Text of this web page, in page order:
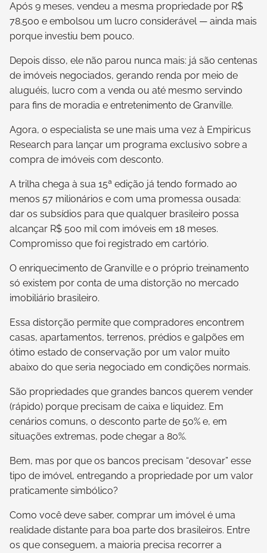
Após 9 meses, vendeu a mesma propriedade por R$
78.500 e embolsou um lucro considerável — ainda mais
porque investiu bem pouco.
Depois disso, ele não parou nunca mais: já são centenas
de imóveis negociados, gerando renda por meio de
aluguéis, lucro com a venda ou até mesmo servindo
para fins de moradia e entretenimento de Granville.
Agora, o especialista se une mais uma vez à Empiricus
Research para lançar um programa exclusivo sobre a
compra de imóveis com desconto.
A trilha chega à sua 15ª edição já tendo formado ao
menos 57 milionários e com uma promessa ousada:
dar os subsídios para que qualquer brasileiro possa
alcançar R$ 500 mil com imóveis em 18 meses.
Compromisso que foi registrado em cartório.
O enriquecimento de Granville e o próprio treinamento
só existem por conta de uma distorção no mercado
imobiliário brasileiro.
Essa distorção permite que compradores encontrem
casas, apartamentos, terrenos, prédios e galpões em
ótimo estado de conservação por um valor muito
abaixo do que seria negociado em condições normais.
São propriedades que grandes bancos querem vender
(rápido) porque precisam de caixa e liquidez. Em
cenários comuns, o desconto parte de 50% e, em
situações extremas, pode chegar a 80%.
Bem, mas por que os bancos precisam “desovar” esse
tipo de imóvel, entregando a propriedade por um valor
praticamente simbólico?
Como você deve saber, comprar um imóvel é uma
realidade distante para boa parte dos brasileiros. Entre
os que conseguem, a maioria precisa recorrer a